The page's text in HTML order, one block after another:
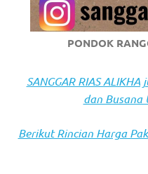
link
now
https://
PONDOK
SANGGAR RIAS
dan Busana
Berikut Rincian Harga